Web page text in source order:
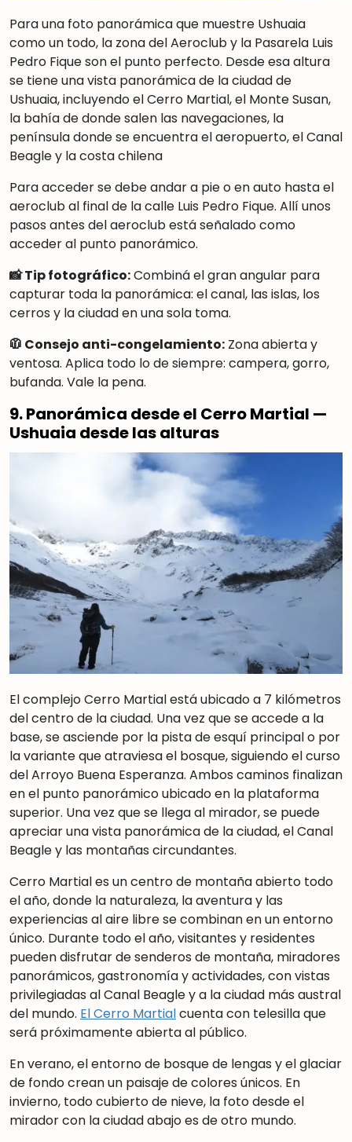
Para una foto panorámica que muestre Ushuaia
como un todo, la zona del Aeroclub y la Pasarela Luis
Pedro Fique son el punto perfecto. Desde esa altura
se tiene una vista panorámica de la ciudad de
Ushuaia, incluyendo el Cerro Martial, el Monte Susan,
la bahía de donde salen las navegaciones, la
península donde se encuentra el aeropuerto, el Canal
Beagle y la costa chilena
Para acceder se debe andar a pie o en auto hasta el
aeroclub al final de la calle Luis Pedro Fique. Allí unos
pasos antes del aeroclub está señalado como
acceder al punto panorámico.
📸 Tip fotográfico:Combiná el gran angular para
capturar toda la panorámica: el canal, las islas, los
cerros y la ciudad en una sola toma.
🧥 Consejo anti-congelamiento: Zona abierta y
ventosa. Aplica todo lo de siempre: campera, gorro,
bufanda. Vale la pena.
9. Panorámica desde el Cerro Martial —
Ushuaia desde las alturas
El complejo Cerro Martial está ubicado a 7 kilómetros
del centro de la ciudad. Una vez que se accede a la
base, se asciende por la pista de esquí principal o por
la variante que atraviesa el bosque, siguiendo el curso
del Arroyo Buena Esperanza. Ambos caminos finalizan
en el punto panorámico ubicado en la plataforma
superior. Una vez que se llega al mirador, se puede
apreciar una vista panorámica de la ciudad, el Canal
Beagle y las montañas circundantes.
Cerro Martial es un centro de montaña abierto todo
el año, donde la naturaleza, la aventura y las
experiencias al aire libre se combinan en un entorno
único. Durante todo el año, visitantes y residentes
pueden disfrutar de senderos de montaña, miradores
panorámicos, gastronomía y actividades, con vistas
privilegiadas al Canal Beagle y a la ciudad más austral
del mundo. ElCerro Martialcuenta con telesilla que
será próximamente abierta al público.
En verano, el entorno de bosque de lengas y el glaciar
de fondo crean un paisaje de colores únicos. En
invierno, todo cubierto de nieve, la foto desde el
mirador con la ciudad abajo es de otro mundo.